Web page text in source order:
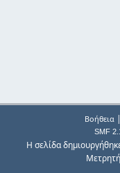
Βοήθεια|
SMF
Η σελίδα